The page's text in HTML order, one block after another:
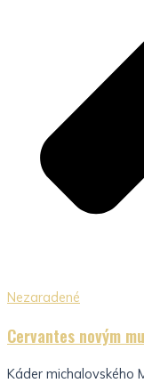
Nezaradené
Cervantes novým
Káder michalovského